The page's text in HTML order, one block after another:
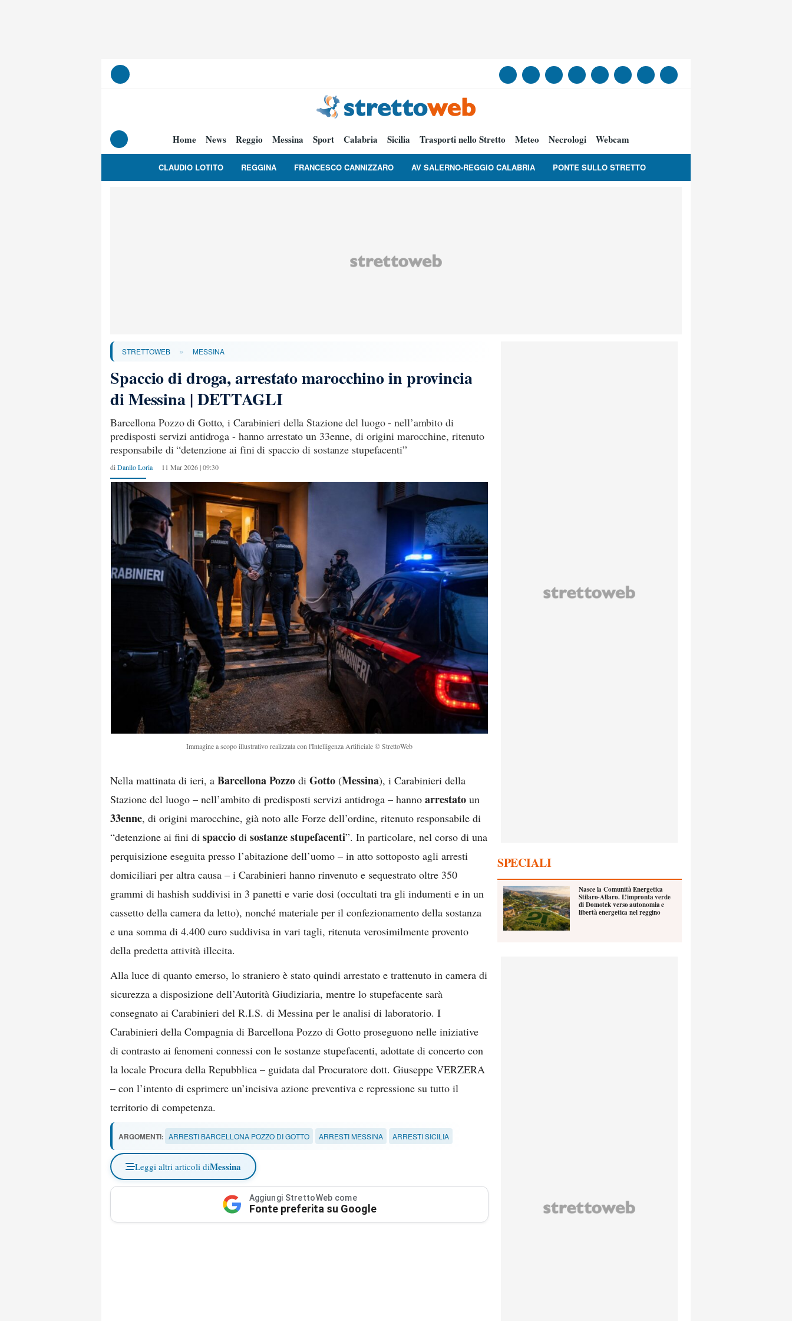
Home News Reggio Messina Sport Calabria Sicilia Trasporti nello Stretto Meteo Necrologi Webcam
CLAUDIO LOTITO REGGINA FRANCESCO CANNIZZARO AV SALERNO-REGGIO CALABRIA PONTE SULLO STRETTO
STRETTOWEB » MESSINA
Spaccio di droga, arrestato marocchino in provincia
di Messina | DETTAGLI
Barcellona Pozzo di Gotto, i Carabinieri della Stazione del luogo - nell’ambito di
predisposti servizi antidroga - hanno arrestato un 33enne, di origini marocchine, ritenuto
responsabile di “detenzione ai fini di spaccio di sostanze stupefacenti”
di Danilo Loria 11 Mar 2026 | 09:30
Immagine a scopo illustrativo realizzata con l'Intelligenza Artificiale © StrettoWeb
Nella mattinata di ieri, a Barcellona Pozzo di Gotto (Messina), i Carabinieri della
Stazione del luogo – nell’ambito di predisposti servizi antidroga – hanno arrestato un
33enne, di origini marocchine, già noto alle Forze dell’ordine, ritenuto responsabile di
“detenzione ai fini di spaccio di sostanze stupefacenti”. In particolare, nel corso di una
perquisizione eseguita presso l’abitazione dell’uomo – in atto sottoposto agli arresti
domiciliari per altra causa – i Carabinieri hanno rinvenuto e sequestrato oltre 350
grammi di hashish suddivisi in 3 panetti e varie dosi (occultati tra gli indumenti e in un
cassetto della camera da letto), nonché materiale per il confezionamento della sostanza
e una somma di 4.400 euro suddivisa in vari tagli, ritenuta verosimilmente provento
della predetta attività illecita.
Alla luce di quanto emerso, lo straniero è stato quindi arrestato e trattenuto in camera di
sicurezza a disposizione dell’Autorità Giudiziaria, mentre lo stupefacente sarà
consegnato ai Carabinieri del R.I.S. di Messina per le analisi di laboratorio. I
Carabinieri della Compagnia di Barcellona Pozzo di Gotto proseguono nelle iniziative
di contrasto ai fenomeni connessi con le sostanze stupefacenti, adottate di concerto con
la locale Procura della Repubblica – guidata dal Procuratore dott. Giuseppe VERZERA
– con l’intento di esprimere un’incisiva azione preventiva e repressione su tutto il
territorio di competenza.
ARGOMENTI: ARRESTI BARCELLONA POZZO DI GOTTO ARRESTI MESSINA ARRESTI SICILIA
Leggi altri articoli diMessina
Aggiungi StrettoWeb come
Fonte preferita su Google
SPECIALI
Nasce la Comunità Energetica
Stilaro-Allaro. L’impronta verde
di Domotek verso autonomia e
libertà energetica nel reggino